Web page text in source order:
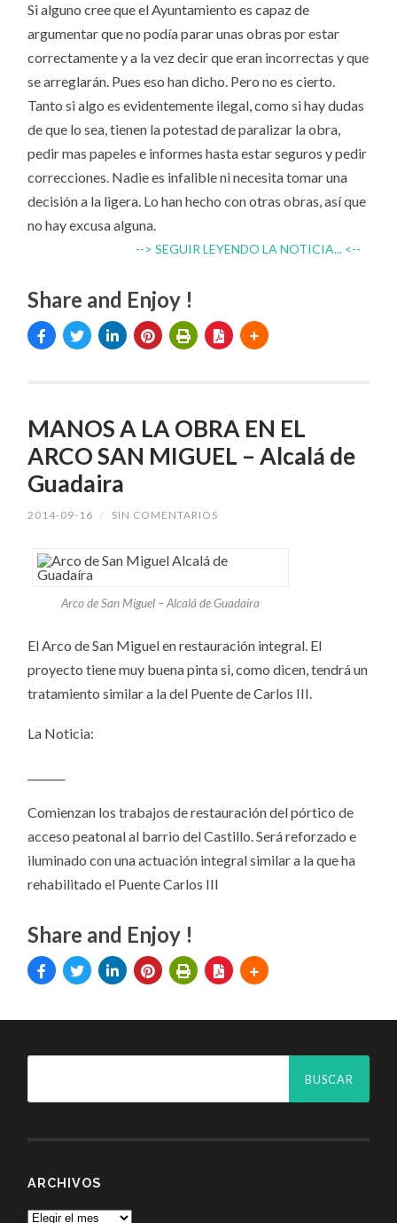
Si alguno cree que el Ayuntamiento es capaz de
argumentar que no podía parar unas obras por estar
correctamente y a la vez decir que eran incorrectas y que
se arreglarán. Pues eso han dicho. Pero no es cierto.
Tanto si algo es evidentemente ilegal, como si hay dudas
de que lo sea, tienen la potestad de paralizar la obra,
pedir mas papeles e informes hasta estar seguros y pedir
correcciones. Nadie es infalible ni necesita tomar una
decisión a la ligera. Lo han hecho con otras obras, así que
no hay excusa alguna.
--> SEGUIR LEYENDO LA NOTICIA... <--
Share and Enjoy !
MANOS A LA OBRA EN EL
ARCO SAN MIGUEL – Alcalá de
Guadaira
2014-09-16 / SIN COMENTARIOS
Arco de San Miguel – Alcalá de Guadaira
El Arco de San Miguel en restauración integral. El
proyecto tiene muy buena pinta si, como dicen, tendrá un
tratamiento similar a la del Puente de Carlos III.
La Noticia:
Comienzan los trabajos de restauración del pórtico de
acceso peatonal al barrio del Castillo. Será reforzado e
iluminado con una actuación integral similar a la que ha
rehabilitado el Puente Carlos III
Share and Enjoy !
ARCHIVOS